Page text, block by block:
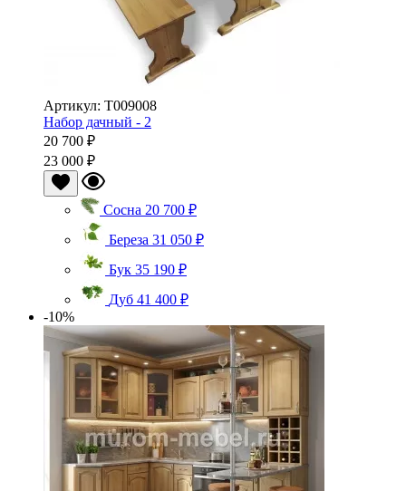
Артикул: Т009008
Набор дачный - 2
20 700 ₽
23 000 ₽
Сосна 20 700 ₽
Береза 31 050 ₽
Бук 35 190 ₽
Дуб 41 400 ₽
-10%